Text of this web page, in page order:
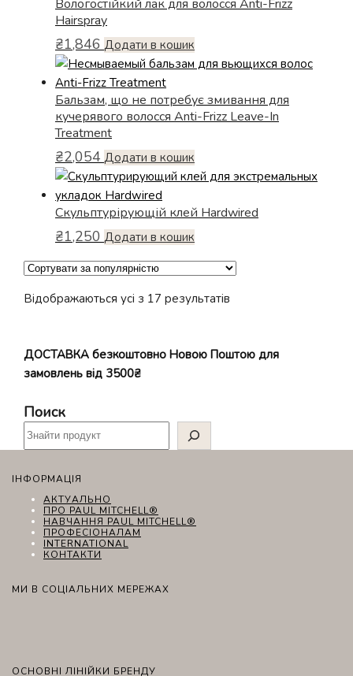
до
кілька
можна
на
сторінці
Вологостійкий лак для волосся Anti-Frizz
Hairspray
₴1,846 Додати в кошик
Бальзам, що не потребує змивання для
кучерявого волосся Anti-Frizz Leave-In
Treatment
₴2,054 Додати в кошик
Скульптурірующій клей Hardwired
₴1,250 Додати в кошик
Відображаються усі з 17 результатів
ДОСТАВКА безкоштовно Новою Поштою для
замовлень від 3500₴
Поиск
ІНФОРМАЦІЯ
АКТУАЛЬНО
ПРО PAUL MITCHELL®
НАВЧАННЯ PAUL MITCHELL®
ПРОФЕСІОНАЛАМ
INTERNATIONAL
КОНТАКТИ
МИ В СОЦІАЛЬНИХ МЕРЕЖАХ
ОСНОВНІ ЛІНІЙКИ БРЕНДУ